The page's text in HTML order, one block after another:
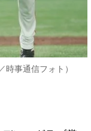
事通信フォト）